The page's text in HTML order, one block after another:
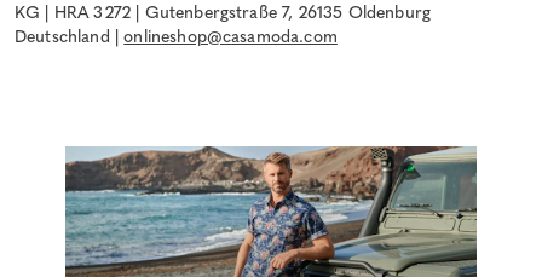
KG | HRA 3272 | Gutenbergstraße 7, 26135 Oldenburg
Deutschland |onlineshop@casamoda.com